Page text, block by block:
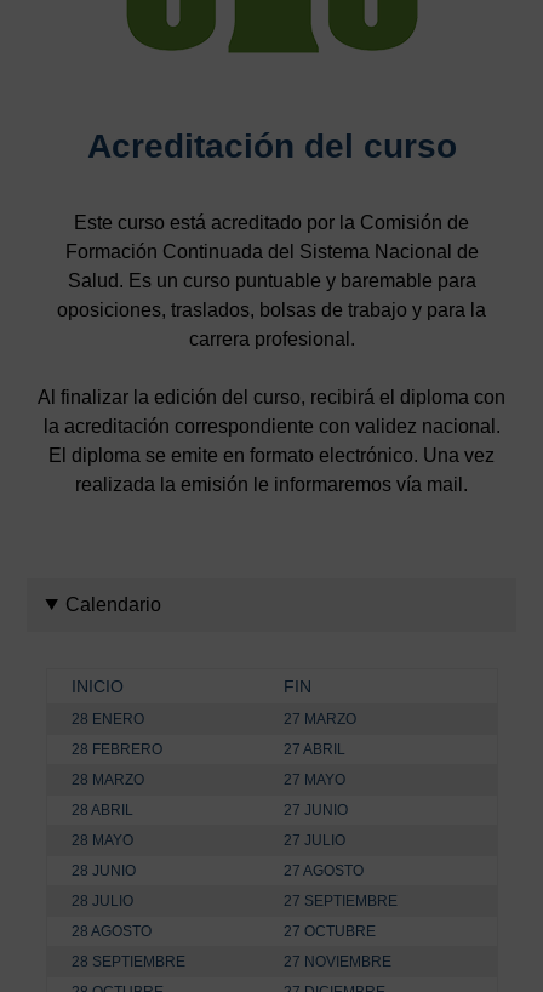
Acreditación del curso
Este curso está acreditado por la Comisión de
Formación Continuada del Sistema Nacional de
Salud. Es un curso puntuable y baremable para
oposiciones, traslados, bolsas de trabajo y para la
carrera profesional.
Al finalizar la edición del curso, recibirá el diploma con
la acreditación correspondiente con validez nacional.
El diploma se emite en formato electrónico. Una vez
realizada la emisión le informaremos vía mail.
Calendario
INICIO FIN
28 ENERO
27 MARZO
28 FEBRERO
27 ABRIL
28 MARZO
27 MAYO
28 ABRIL
27 JUNIO
28 MAYO
27 JULIO
28 JUNIO
27 AGOSTO
28 JULIO
27 SEPTIEMBRE
28 AGOSTO
27 OCTUBRE
28 SEPTIEMBRE
27 NOVIEMBRE